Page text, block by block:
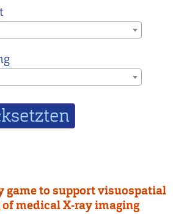
game to support visuospatial
medical X-ray imaging